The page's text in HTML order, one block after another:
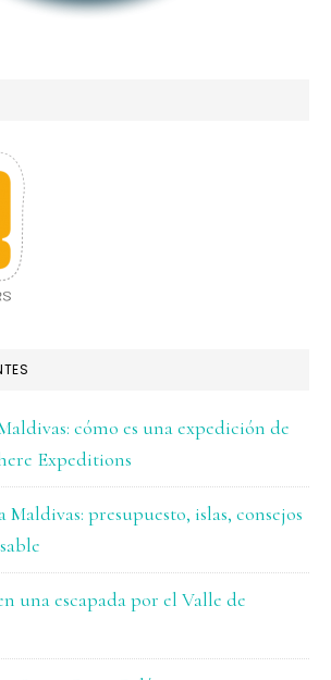
cómo es una expedición de
Expeditions
presupuesto, islas, consejos
una escapada por el Valle de